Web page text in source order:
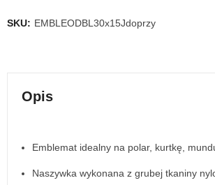
SKU: EMBLEODBL30x15Jdoprzy
Opis
Emblemat idealny na polar, kurtkę,
Naszywka wykonana z grubej tkaniny